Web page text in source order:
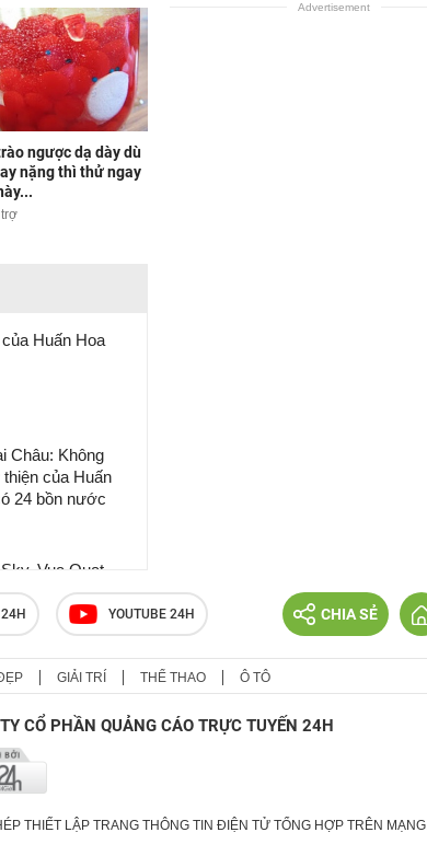
ngược dạ dày dù
nặng thì thử ngay
Huấn Hoa
Châu: Không
của Huấn
24 bồn nước
Vua Quạt,
tố
hữu hệ sinh
choáng ngợp
Advertisement
YOUTUBE 24H CHIA SẺ
GIẢI TRÍ THỂ THAO Ô TÔ
CỔ PHẦN QUẢNG CÁO TRỰC TUYẾN 24H
THIẾT LẬP TRANG THÔNG TIN ĐIỆN TỬ TỔNG HỢP TRÊN MẠNG.